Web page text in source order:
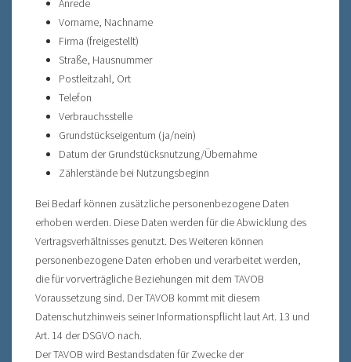
Anrede
Vorname, Nachname
Firma (freigestellt)
Straße, Hausnummer
Postleitzahl, Ort
Telefon
Verbrauchsstelle
Grundstückseigentum (ja/nein)
Datum der Grundstücksnutzung/Übernahme
Zählerstände bei Nutzungsbeginn
Bei Bedarf können zusätzliche personenbezogene Daten
erhoben werden. Diese Daten werden für die Abwicklung des
Vertragsverhältnisses genutzt. Des Weiteren können
personenbezogene Daten erhoben und verarbeitet werden,
die für vorverträgliche Beziehungen mit dem TAVOB
Voraussetzung sind. Der TAVOB kommt mit diesem
Datenschutzhinweis seiner Informationspflicht laut Art. 13 und
Art. 14 der DSGVO nach.
Der TAVOB wird Bestandsdaten für Zwecke der